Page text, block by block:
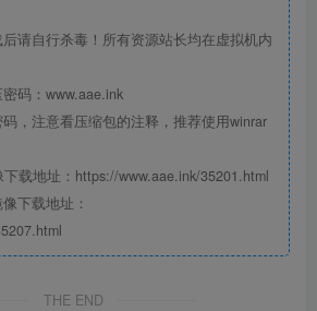
请自行杀毒！所有资源站长均在虚拟机内
码：www.aae.ink
，注意看压缩包的注释，推荐使用winrar
载地址：https://www.aae.ink/35201.html
下载地址：
THE END